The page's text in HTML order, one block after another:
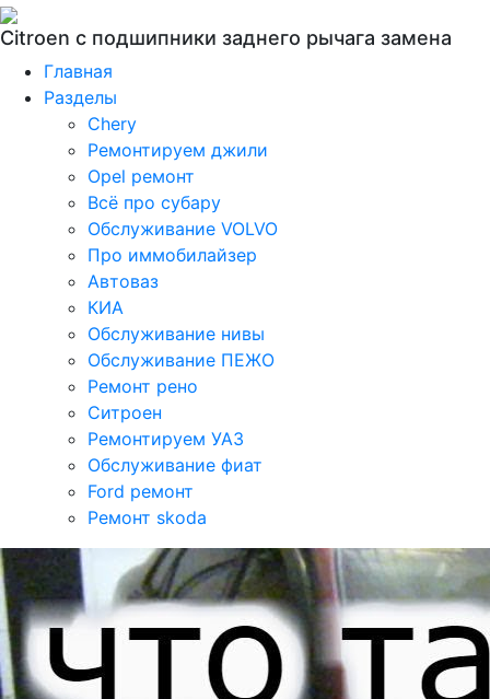
Citroen c подшипники заднего рычага замена
Главная
Разделы
Chery
Ремонтируем джили
Opel ремонт
Всё про субару
Обслуживание VOLVO
Про иммобилайзер
Автоваз
КИА
Обслуживание нивы
Обслуживание ПЕЖО
Ремонт рено
Ситроен
Ремонтируем УАЗ
Обслуживание фиат
Ford ремонт
Ремонт skoda